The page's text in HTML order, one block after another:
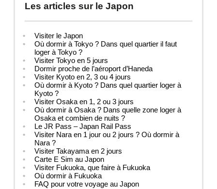
Les articles sur le Japon
Visiter le Japon
Où dormir à Tokyo ? Dans quel quartier il faut
loger à Tokyo ?
Visiter Tokyo en 5 jours
Dormir proche de l’aéroport d’Haneda
Visiter Kyoto en 2, 3 ou 4 jours
Où dormir à Kyoto ? Dans quel quartier loger à
Kyoto ?
Visiter Osaka en 1, 2 ou 3 jours
Où dormir à Osaka ? Dans quelle zone loger à
Osaka et combien de nuits ?
Le JR Pass – Japan Rail Pass
Visiter Nara en 1 jour ou 2 jours ? Où dormir à
Nara ?
Visiter Takayama en 2 jours
Carte E Sim au Japon
Visiter Fukuoka, que faire à Fukuoka
Où dormir à Fukuoka
FAQ pour votre voyage au Japon